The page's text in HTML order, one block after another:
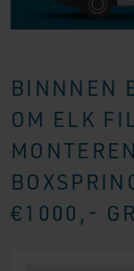
BINNNEN
OM ELK
€1000,-